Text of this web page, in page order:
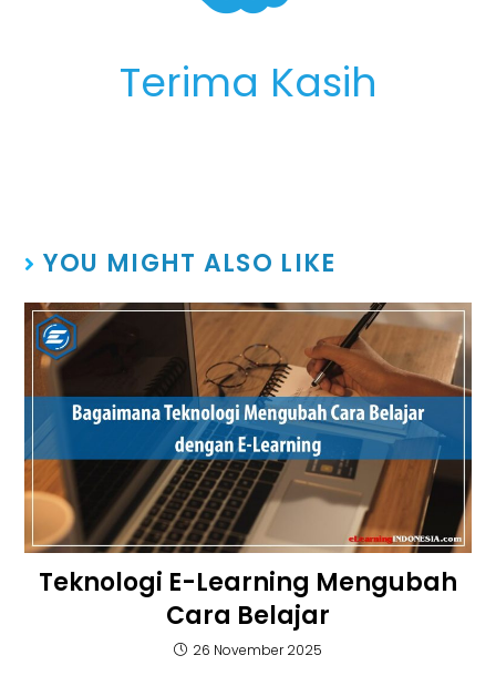
Terima Kasih
YOU MIGHT ALSO LIKE
Teknologi E-Learning Mengubah
Cara Belajar
26 November 2025